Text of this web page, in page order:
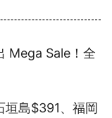
Mega Sale！全
島$391、福岡